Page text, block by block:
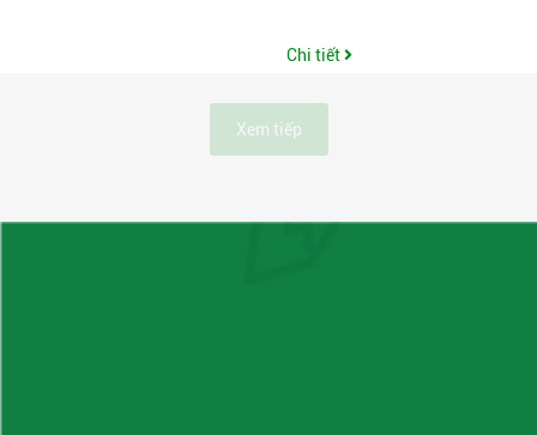
Chi tiết
Xem tiếp